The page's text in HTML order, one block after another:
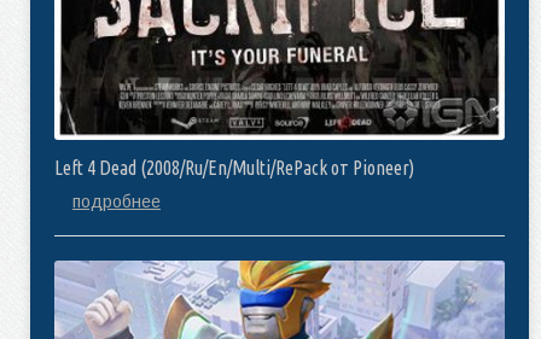
Left 4 Dead (2008/Ru/En/Multi/RePack от Pioneer)
подробнее